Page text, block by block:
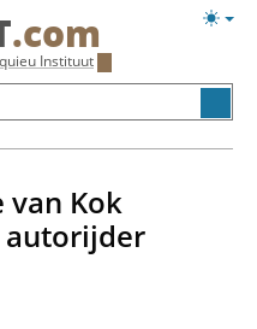
.com
Instituut
van Kok
autorijder